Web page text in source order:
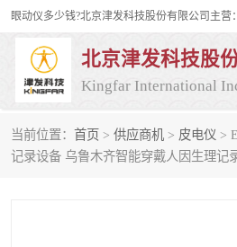
北京津发科技股
Kingfar International
当前位置： 首页 > 供应商机 > 皮电仪 >
记录设备 乌鲁木齐智能穿戴人因生理记
皮电仪 脑